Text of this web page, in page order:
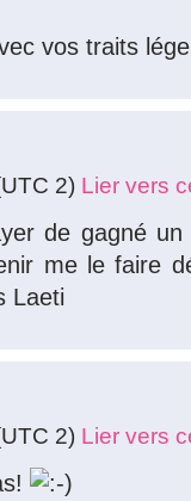
vos traits
2) Lier vers
de gagné un
me le faire
Laeti
2) Lier vers